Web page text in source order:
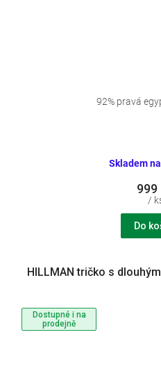
Skladem
999
/
Do
92% pravá
Dostupné i na
prodejně
HILLMAN tričko s